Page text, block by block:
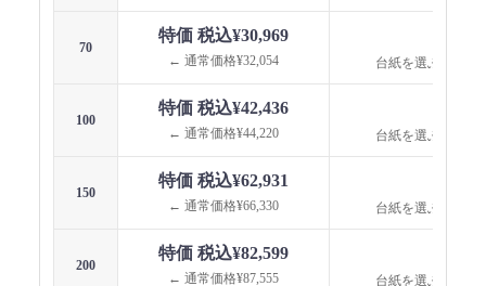
70
特価 税込¥30,969
← 通常価格¥32,054 台紙を選ぶと価格
100
特価 税込¥42,436
← 通常価格¥44,220 台紙を選ぶと価格
150
特価 税込¥62,931
← 通常価格¥66,330 台紙を選ぶと価格
200
特価 税込¥82,599
← 通常価格¥87,555 台紙を選ぶと価格